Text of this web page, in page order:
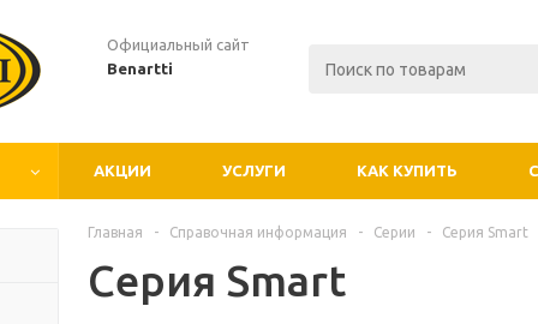
Официальный сайт
Benartti
АКЦИИ УСЛУГИ КАК КУПИТЬ
Главная - Справочная информация - Серии - Серия Smart
Серия Smart